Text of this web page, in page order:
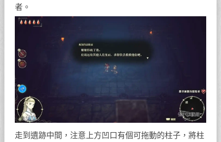
者。
走到遺跡中間，注意上方凹口有個可拖動的柱子，將柱